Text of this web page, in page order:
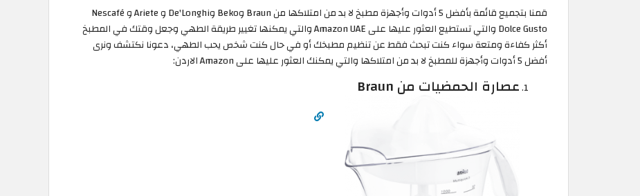
قمنا بتجميع قائمة بأفضل 5 أدوات وأجهزة مطبخ لا بد من امتلاكها من Braun وBeko وDe'Longhi و Ariete و Nescafé
Dolce Gusto والتي تستطيع العثور عليها على Amazon UAE والتي يمكنها تغيير طريقة الطهي وجعل وقتك في المطبخ
أكثر كفاءة ومتعة سواء كنت تبحث فقط عن تنظيم مطبخك أو في حال كنت شخص يحب الطهي، دعونا نكتشف ونرى
أفضل 5 أدوات وأجهزة للمطبخ لا بد من امتلاكها والتي يمكنك العثور عليها على Amazon الاردن:
عصارة الحمضيات من Braun